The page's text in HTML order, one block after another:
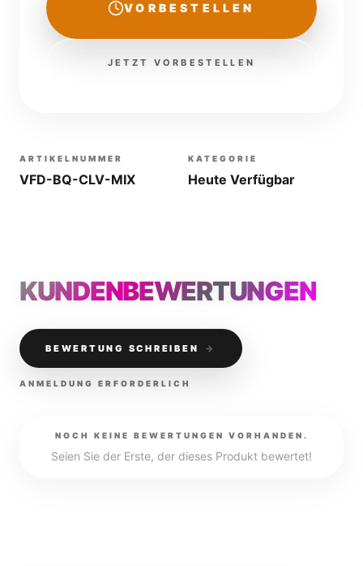
VORBESTELLEN
JETZT VORBESTELLEN
ARTIKELNUMMER
VFD-BQ-CLV-MIX
KATEGORIE
Heute Verfügbar
KUNDENBEWERTUNGEN
BEWERTUNG SCHREIBEN →
ANMELDUNG ERFORDERLICH
NOCH KEINE BEWERTUNGEN VORHANDEN.
Seien Sie der Erste, der dieses Produkt bewertet!